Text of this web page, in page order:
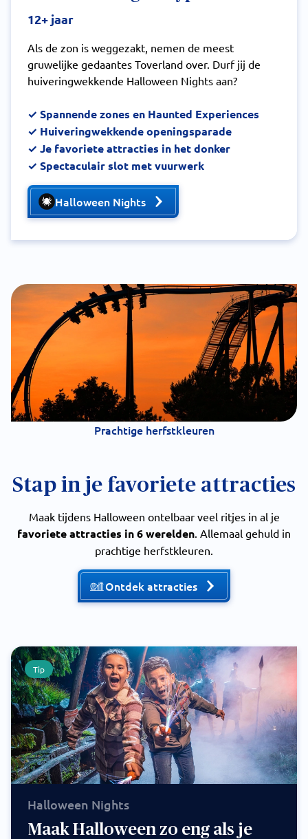
12+ jaar
Als de zon is weggezakt, nemen de meest
gruwelijke gedaantes Toverland over. Durf jij de
huiveringwekkende Halloween Nights aan?
✓ Spannende zones en Haunted Experiences
✓ Huiveringwekkende openingsparade
✓ Je favoriete attracties in het donker
✓ Spectaculair slot met vuurwerk
Halloween Nights
Prachtige herfstkleuren
Stap in je favoriete attracties
Maak tijdens Halloween ontelbaar veel ritjes in al je
favoriete attracties in 6 werelden. Allemaal gehuld in
prachtige herfstkleuren.
Ontdek attracties
Tip
Halloween Nights
Maak Halloween zo eng als je